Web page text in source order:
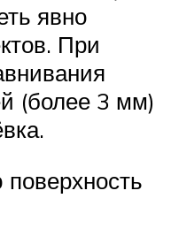
явно
При
(более 3 мм)